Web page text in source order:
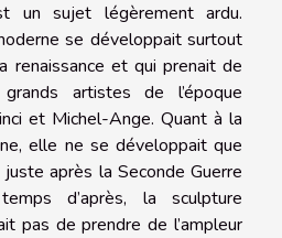
un sujet légèrement ardu.
se développait surtout
renaissance et qui prenait de
artistes de l’époque
et Michel-Ange. Quant à la
elle ne se développait que
après la Seconde Guerre
d’après, la sculpture
pas de prendre de l’ampleur